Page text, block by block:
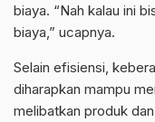
biaya. “Nah kalau ini
biaya,” ucapnya.
Selain efisiensi,
diharapkan mampu
melibatkan produk